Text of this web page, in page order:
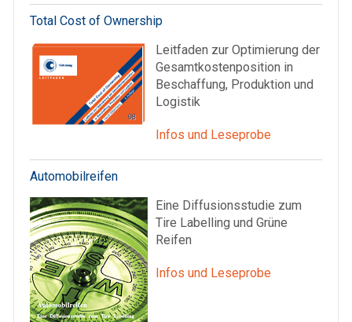
Total Cost of Ownership
Leitfaden zur Optimierung der
Gesamtkostenposition in
Beschaffung, Produktion und
Logistik
Infos und Leseprobe
Automobilreifen
Eine Diffusionsstudie zum
Tire Labelling und Grüne
Reifen
Infos und Leseprobe